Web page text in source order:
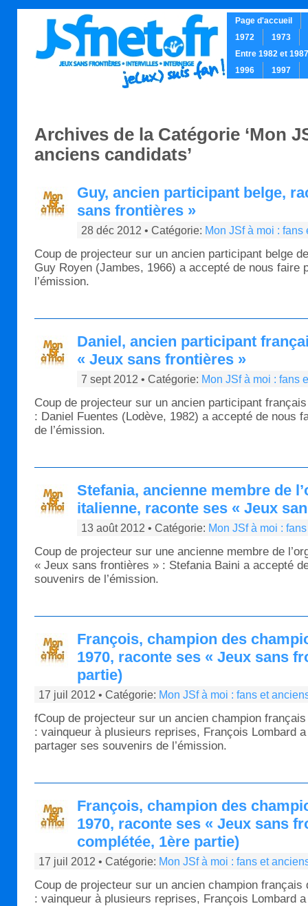
Page d'accueil
1972
1973
Entre 1982 et 1987
1996
1997
Archives de la Catégorie ‘Mon
anciens candidats’
Guy, ancien participant belge,
sans frontières »
28 déc 2012 • Catégorie: Mon JSf à moi :
Coup de projecteur sur un ancien participant belge
Guy Royen (Jambes, 1966) a accepté de nous faire
l’émission.
Daniel, ancien participant
« Jeux sans frontières »
7 sept 2012 • Catégorie: Mon JSf à moi : fans
Coup de projecteur sur un ancien participant
: Daniel Fuentes (Lodève, 1982) a accepté de nous
de l’émission.
Stefania, ancienne membre de
italienne, raconte ses « Jeux
13 août 2012 • Catégorie: Mon JSf à moi :
Coup de projecteur sur une ancienne membre de
« Jeux sans frontières » : Stefania Baini a accepté
souvenirs de l’émission.
François, champion des
1970, raconte ses « Jeux sans
partie)
17 juil 2012 • Catégorie: Mon JSf à moi : fans et
fCoup de projecteur sur un ancien champion
: vainqueur à plusieurs reprises, François Lombard
partager ses souvenirs de l’émission.
François, champion des
1970, raconte ses « Jeux sans
complétée, 1ère partie)
17 juil 2012 • Catégorie: Mon JSf à moi : fans et
Coup de projecteur sur un ancien champion
: vainqueur à plusieurs reprises, François Lombard